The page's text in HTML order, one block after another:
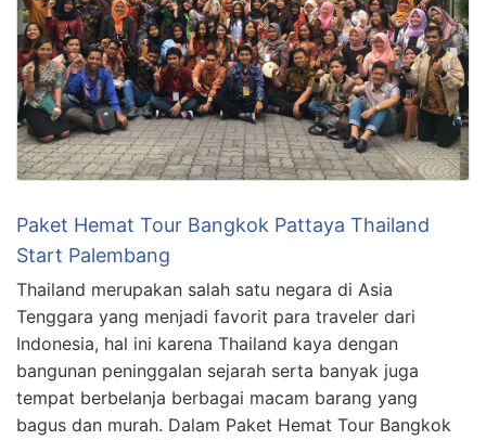
Paket Hemat Tour Bangkok Pattaya Thailand
Start Palembang
Thailand merupakan salah satu negara di Asia
Tenggara yang menjadi favorit para traveler dari
Indonesia, hal ini karena Thailand kaya dengan
bangunan peninggalan sejarah serta banyak juga
tempat berbelanja berbagai macam barang yang
bagus dan murah. Dalam Paket Hemat Tour Bangkok